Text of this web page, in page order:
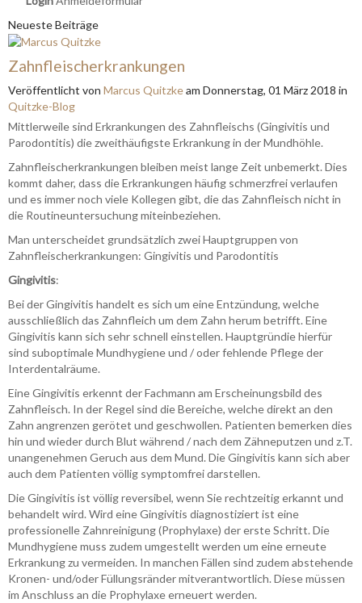
Neueste Beiträge
Zahnfleischerkrankungen
Veröffentlicht von Marcus Quitzkeam Donnerstag, 01 März 2018 in
Quitzke-Blog
Mittlerweile sind Erkrankungen des Zahnfleischs (Gingivitis und
Parodontitis) die zweithäufigste Erkrankung in der Mundhöhle.
Zahnfleischerkrankungen bleiben meist lange Zeit unbemerkt. Dies
kommt daher, dass die Erkrankungen häufig schmerzfrei verlaufen
und es immer noch viele Kollegen gibt, die das Zahnfleisch nicht in
die Routineuntersuchung miteinbeziehen.
Man unterscheidet grundsätzlich zwei Hauptgruppen von
Zahnfleischerkrankungen: Gingivitis und Parodontitis
Gingivitis:
Bei der Gingivitis handelt es sich um eine Entzündung, welche
ausschließlich das Zahnfleich um dem Zahn herum betrifft. Eine
Gingivitis kann sich sehr schnell einstellen. Hauptgründie hierfür
sind suboptimale Mundhygiene und / oder fehlende Pflege der
Interdentalräume.
Eine Gingivitis erkennt der Fachmann am Erscheinungsbild des
Zahnfleisch. In der Regel sind die Bereiche, welche direkt an den
Zahn angrenzen gerötet und geschwollen. Patienten bemerken dies
hin und wieder durch Blut während / nach dem Zähneputzen und z.T.
unangenehmen Geruch aus dem Mund. Die Gingivitis kann sich aber
auch dem Patienten völlig symptomfrei darstellen.
Die Gingivitis ist völlig reversibel, wenn Sie rechtzeitig erkannt und
behandelt wird. Wird eine Gingivitis diagnostiziert ist eine
professionelle Zahnreinigung (Prophylaxe) der erste Schritt. Die
Mundhygiene muss zudem umgestellt werden um eine erneute
Erkrankung zu vermeiden. In manchen Fällen sind zudem abstehende
Kronen- und/oder Füllungsränder mitverantwortlich. Diese müssen
im Anschluss an die Prophylaxe erneuert werden.